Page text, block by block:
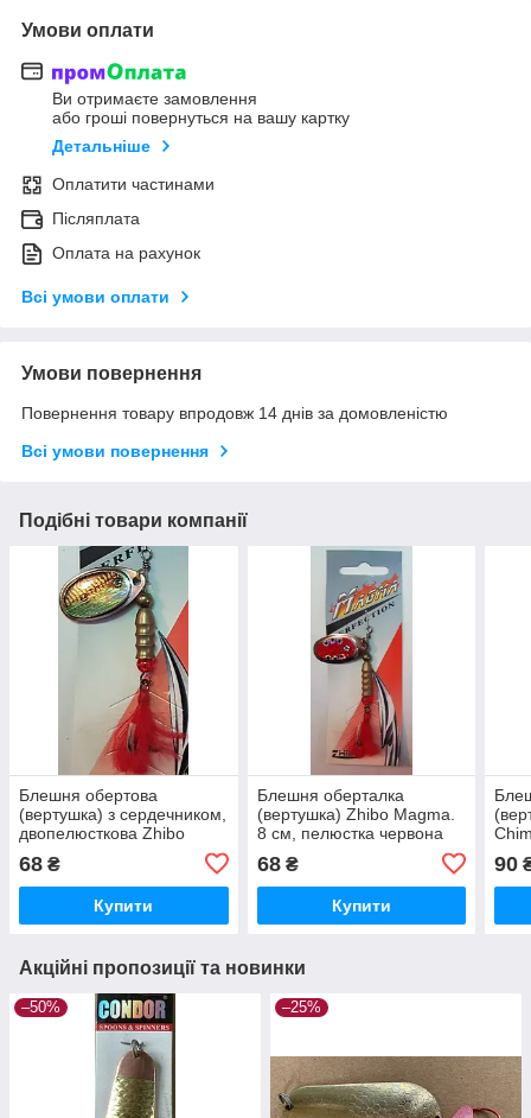
Умови оплати
Ви отримаєте замовлення
або гроші повернуться на вашу картку
Детальніше
Оплатити частинами
Післяплата
Оплата на рахунок
Всі умови оплати
Умови повернення
Повернення товару впродовж 14 днів за домовленістю
Всі умови повернення
Подібні товари компанії
Блешня обертова
(вертушка) з сердечником,
двопелюсткова Zhibo
Magma No3 / 8 г (окунь),
довжина 7 см
68 ₴
Купити
Блешня оберталка
(вертушка) Zhibo Magma.
8 см, пелюстка червона
68₴
Купити
90
Акційні пропозиції та новинки
–50% –25%